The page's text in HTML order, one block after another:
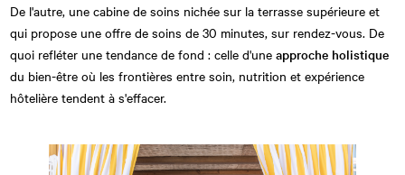
De l'autre, une cabine de soins nichée sur la terrasse supérieure et
qui propose une offre de soins de 30 minutes, sur rendez-vous. De
quoi refléter une tendance de fond : celle d'uneapproche holistique
du bien-être où les frontières entre soin, nutrition et expérience
hôtelière tendent à s'effacer.